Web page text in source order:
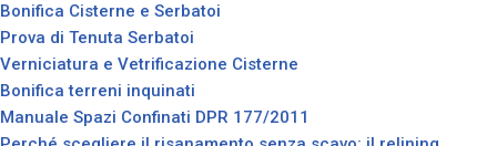
Bonifica Cisterne e Serbatoi
Prova di Tenuta Serbatoi
Verniciatura e Vetrificazione Cisterne
Bonifica terreni inquinati
Manuale Spazi Confinati DPR 177/2011